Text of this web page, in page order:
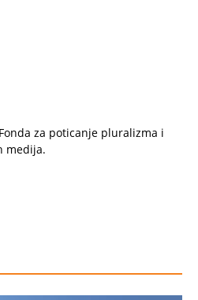
za poticanje pluralizma i
medija.